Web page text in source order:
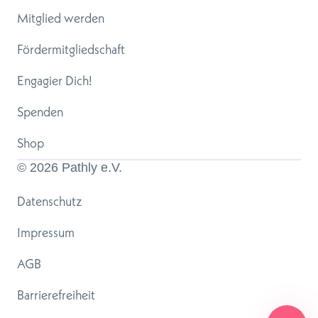
Mitglied werden
Fördermitgliedschaft
Engagier Dich!
Spenden
Shop
© 2026 Pathly e.V.
Datenschutz
Impressum
AGB
Barrierefreiheit